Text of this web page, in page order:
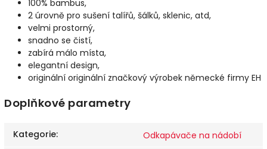
100% bambus,
2 úrovně pro sušení talířů, šálků, sklenic, atd,
velmi prostorný,
snadno se čistí,
zabírá málo místa,
elegantní design,
originální originální značkový výrobek německé firmy EH
Doplňkové parametry
Kategorie:
Odkapávače na nádobí